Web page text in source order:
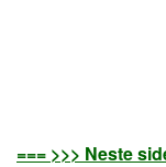
=== >>> Neste